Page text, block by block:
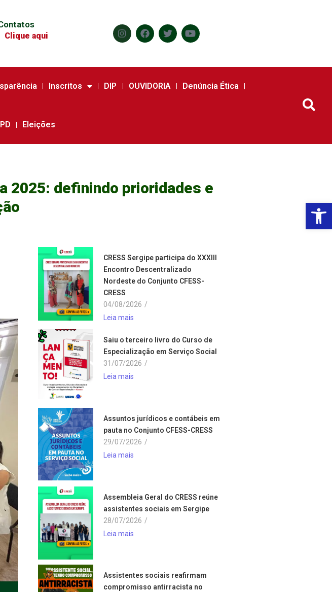
Clique aqui
Inscritos DIP OUVIDORIA Denúncia Ética
Eleições
2025: definindo prioridades e
CRESS Sergipe participa do XXXIII
Encontro Descentralizado
Nordeste do Conjunto CFESS-
CRESS
04/08/2026 /
Leia mais
Saiu o terceiro livro do Curso de
Especialização em Serviço Social
31/07/2026 /
Leia mais
Assuntos jurídicos e contábeis em
pauta no Conjunto CFESS-CRESS
29/07/2026 /
Leia mais
Assembleia Geral do CRESS reúne
assistentes sociais em Sergipe
28/07/2026 /
Leia mais
Assistentes sociais reafirmam
compromisso antirracista no